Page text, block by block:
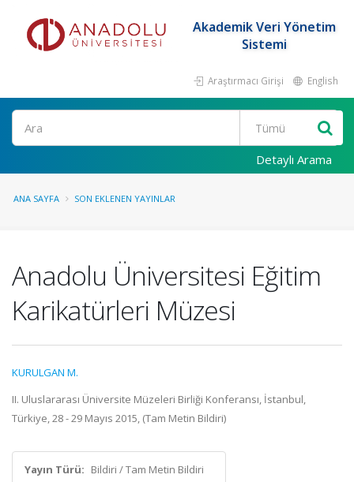
Akademik Veri Yönetim
Sistemi
Araştırmacı Girişi English
Ara
Detaylı Arama
ANA SAYFA SON EKLENEN YAYINLAR
Anadolu Üniversitesi Eğitim
Karikatürleri Müzesi
KURULGAN M.
II. Uluslararası Üniversite Müzeleri Birliği Konferansı, İstanbul,
Türkiye, 28 - 29 Mayıs 2015, (Tam Metin Bildiri)
Yayın Türü: Bildiri / Tam Metin Bildiri